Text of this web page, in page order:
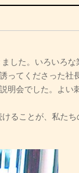
した。いろいろな
ってくださった社
明会でした。よい
ることが、私たち